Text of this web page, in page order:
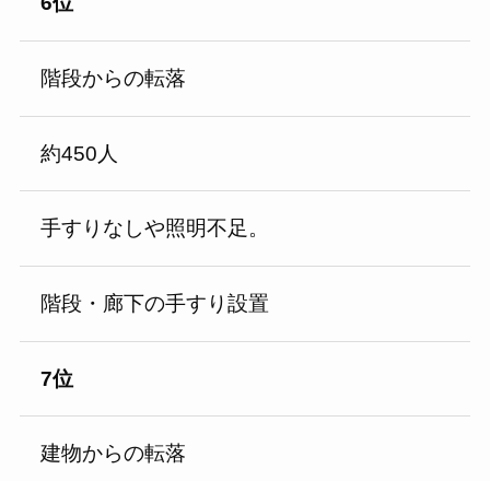
階段からの転落
約450人
手すりなしや照明不足。
階段・廊下の手すり設置
7位
建物からの転落